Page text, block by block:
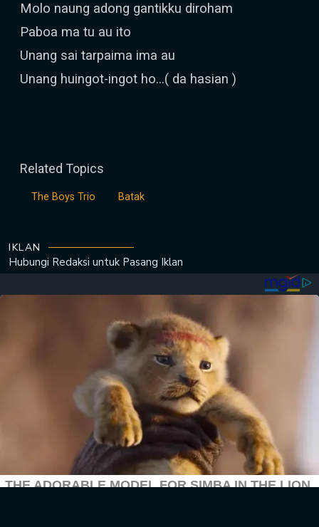
Molo naung adong gantikku diroham
Paboa ma tu au ito
Unang sai tarpaima ima au
Unang huingot-ingot ho...( da hasian )
Related Topics
The Boys Trio Batak
IKLAN
Hubungi Redaksi untuk Pasang Iklan